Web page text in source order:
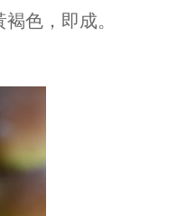
色，即成。